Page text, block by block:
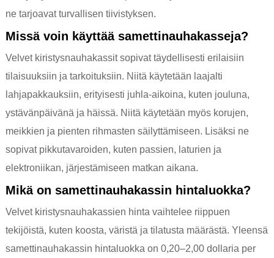
ne tarjoavat turvallisen tiivistyksen.
Missä voin käyttää samettinauhakasseja?
Velvet kiristysnauhakassit sopivat täydellisesti erilaisiin
tilaisuuksiin ja tarkoituksiin. Niitä käytetään laajalti
lahjapakkauksiin, erityisesti juhla-aikoina, kuten jouluna,
ystävänpäivänä ja häissä. Niitä käytetään myös korujen,
meikkien ja pienten rihmasten säilyttämiseen. Lisäksi ne
sopivat pikkutavaroiden, kuten passien, laturien ja
elektroniikan, järjestämiseen matkan aikana.
Mikä on samettinauhakassin hintaluokka?
Velvet kiristysnauhakassien hinta vaihtelee riippuen
tekijöistä, kuten koosta, väristä ja tilatusta määrästä. Yleensä
samettinauhakassin hintaluokka on 0,20–2,00 dollaria per